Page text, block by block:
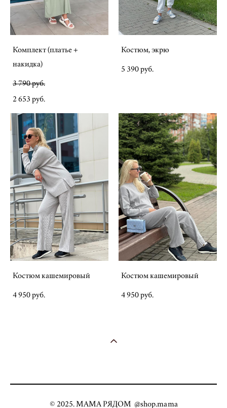
Комплект (платье +
накидка)
3 790 pуб.
2 653 pуб.
Костюм, экрю
5 390 pуб.
Костюм кашемировый
4 950 pуб.
Костюм кашемировый
4 950 pуб.
© 2025. МАМА РЯДОМ @shop.mama